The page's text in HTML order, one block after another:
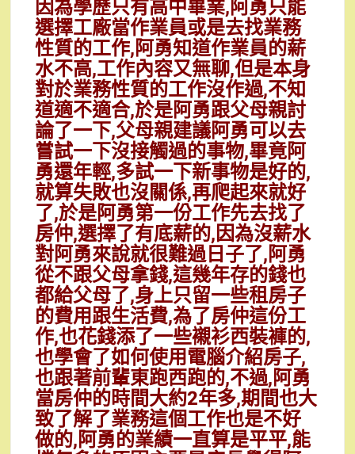
因為學歷只有高中畢業,阿勇只能
選擇工廠當作業員或是去找業務
性質的工作,阿勇知道作業員的薪
水不高,工作內容又無聊,但是本身
對於業務性質的工作沒作過,不知
道適不適合,於是阿勇跟父母親討
論了一下,父母親建議阿勇可以去
嘗試一下沒接觸過的事物,畢竟阿
勇還年輕,多試一下新事物是好的,
就算失敗也沒關係,再爬起來就好
了,於是阿勇第一份工作先去找了
房仲,選擇了有底薪的,因為沒薪水
對阿勇來說就很難過日子了,阿勇
從不跟父母拿錢,這幾年存的錢也
都給父母了,身上只留一些租房子
的費用跟生活費,為了房仲這份工
作,也花錢添了一些襯衫西裝褲的,
也學會了如何使用電腦介紹房子,
也跟著前輩東跑西跑的,不過,阿勇
當房仲的時間大約2年多,期間也大
致了解了業務這個工作也是不好
做的,阿勇的業績一直算是平平,能